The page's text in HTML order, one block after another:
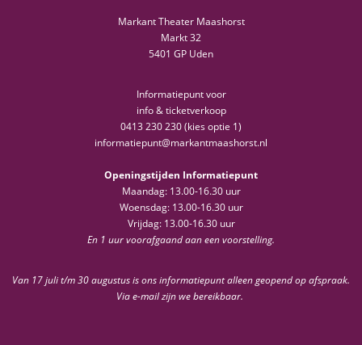
Markant Theater Maashorst
Markt 32
5401 GP Uden
Informatiepunt voor
info & ticketverkoop
0413 230 230 (kies optie 1)
informatiepunt@markantmaashorst.nl
Openingstijden Informatiepunt
Maandag: 13.00-16.30 uur
Woensdag: 13.00-16.30 uur
Vrijdag: 13.00-16.30 uur
En 1 uur voorafgaand aan een voorstelling.
Van 17 juli t/m 30 augustus is ons informatiepunt alleen geopend op afspraak.
Via e-mail zijn we bereikbaar.